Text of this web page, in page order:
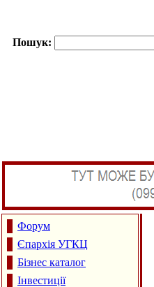
Пошук:
Форум
Єпархія УГКЦ
Бізнес каталог
Інвестиції